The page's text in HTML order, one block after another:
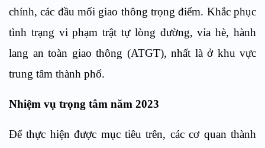
chính, các đầu mối giao thông trọng điểm. Khắc phục
tình trạng vi phạm trật tự lòng đường, vỉa hè, hành
lang an toàn giao thông (ATGT), nhất là ở khu vực
trung tâm thành phố.
Nhiệm vụ trọng tâm năm 2023
Để thực hiện được mục tiêu trên, các cơ quan thành